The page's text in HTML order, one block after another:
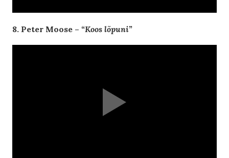
8. Peter Moose – “Koos lõpuni”